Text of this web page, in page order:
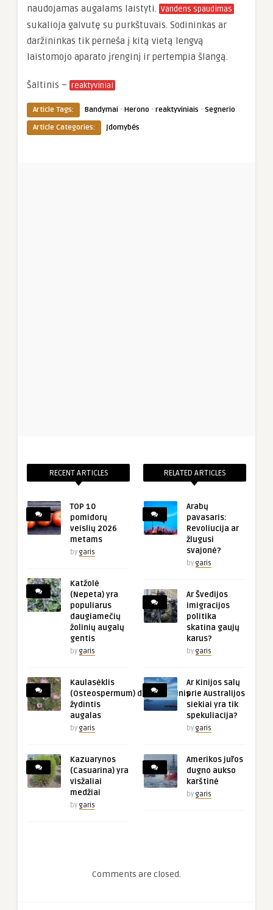
naudojamas augalams laistyti. Vandens spaudimas
sukalioja galvutę su purkštuvais. Sodininkas ar
daržininkas tik perneša į kitą vietą lengvą
laistomojo aparato įrenginį ir pertempia šlangą.
Šaltinis – reaktyviniai
Article Tags: Bandymai · Herono · reaktyviniais · Segnerio
Article Categories:
Įdomybės
RECENT ARTICLES
TOP 10
pomidorų
veislių 2026
metams
by garis
Katžolė
(Nepeta) yra
populiarus
daugiamečių
žolinių augalų
gentis
by garis
Kaulasėklis
(Osteospermum) dekoratyvinis
žydintis
augalas
by garis
Kazuarynos
(Casuarina) yra
visžaliai
medžiai
by garis
RELATED ARTICLES
Arabų
pavasaris:
Revoliucija ar
žlugusi
svajonė?
by garis
Ar Švedijos
imigracijos
politika
skatina gaujų
karus?
by garis
Ar Kinijos salų
prie Australijos
siekiai yra tik
spekuliacija?
by garis
Amerikos jūros
dugno aukso
karštinė
by garis
Comments are closed.